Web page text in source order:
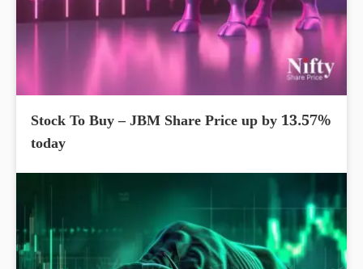
Stock To Buy – JBM Share Price up by 13.57%
today